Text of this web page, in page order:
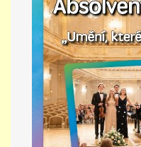
ZAMĚSTNÁNÍ
DOTACE
GDPR